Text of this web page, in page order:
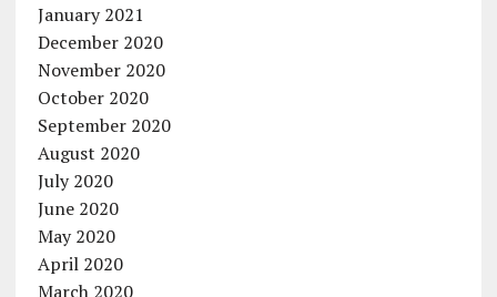
January 2021
December 2020
November 2020
October 2020
September 2020
August 2020
July 2020
June 2020
May 2020
April 2020
March 2020